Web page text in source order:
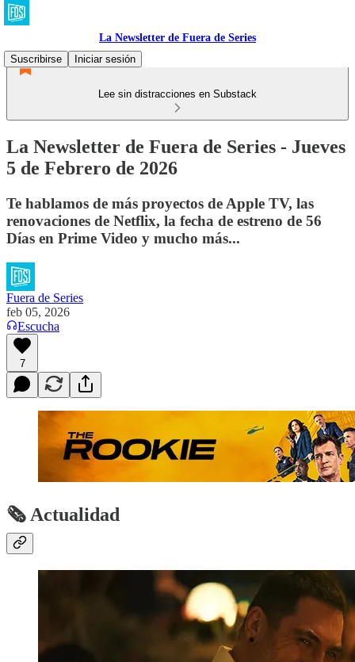
La Newsletter de Fuera de Series
Suscribirse
Iniciar sesión
Lee sin distracciones en Substack
La Newsletter de Fuera de Series - Jueves
5 de Febrero de 2026
Te hablamos de más proyectos de Apple TV, las
renovaciones de Netflix, la fecha de estreno de 56
Días en Prime Video y mucho más...
Fuera de Series
feb 05, 2026
Escucha
7
🗞 Actualidad